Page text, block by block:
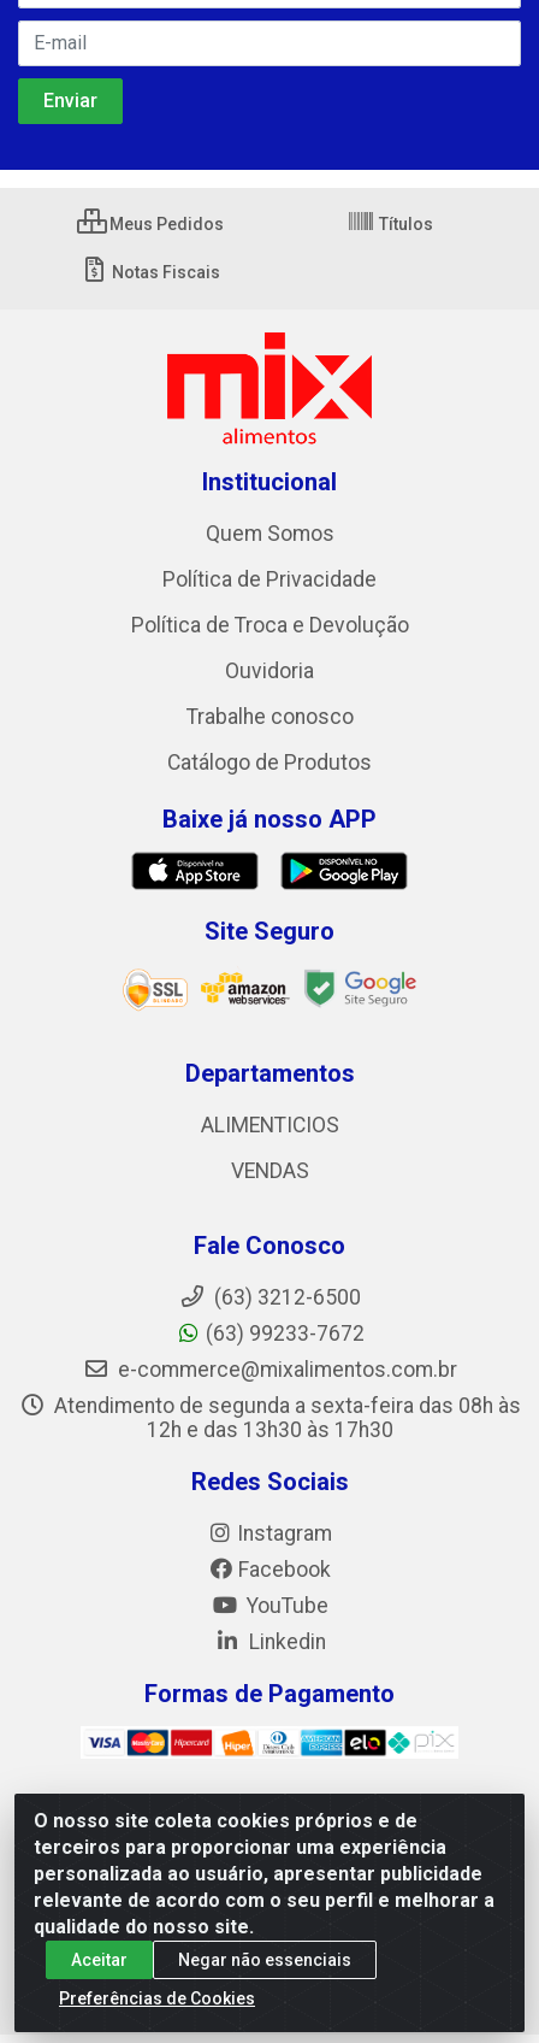
O nosso site coleta cookies próprios e de
terceiros para proporcionar uma experiência
personalizada ao usuário, apresentar publicidade
relevante de acordo com o seu perfil e melhorar a
qualidade do nosso site.
Aceitar
Negar não essenciais
Preferências de Cookies
Meus Pedidos Títulos
Notas Fiscais
Institucional
Quem Somos
Política de Privacidade
Política de Troca e Devolução
Ouvidoria
Trabalhe conosco
Catálogo de Produtos
Baixe já nosso APP
Site Seguro
Departamentos
ALIMENTICIOS
VENDAS
Fale Conosco
(63) 3212-6500
(63) 99233-7672
e-commerce@mixalimentos.com.br
Atendimento de segunda a sexta-feira das 08h às
12h e das 13h30 às 17h30
Redes Sociais
Instagram
Facebook
YouTube
Linkedin
Formas de Pagamento
Mix Alimentos LTDA - Quadra Asr Ne 55 (412 Norte), Alameda
02, S/N - Plano Diretor Norte, Palmas/TO - CEP 77.006-540 -
CNPJ 05.922.500/0001-02